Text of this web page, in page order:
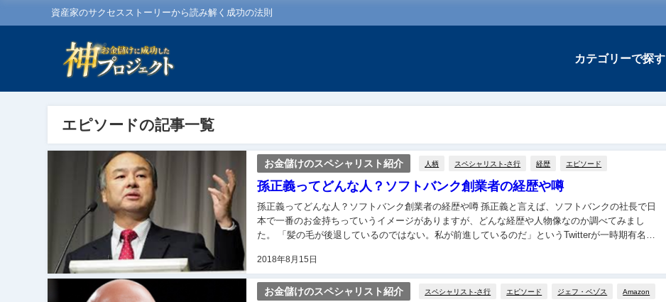
資産家のサクセスストーリーから読み解く成功の法則
カテゴリーで探す
エピソードの記事一覧
お金儲けのスペシャリスト紹介 人柄 スペシャリスト-さ行 経歴 エピソード
孫正義ってどんな人？ソフトバンク創業者の経歴や噂
2018年8月15日
孫正義ってどんな人？ソフトバンク創業者の経歴や噂 孫正義と言えば、ソフトバンクの社長で日
本で一番のお金持ちっていうイメージがありますが、どんな経歴や人物像なのか調べてみまし
た。 「髪の毛が後退しているのではない。私が前進しているのだ」というTwitterが一時期有名に
お金儲けのスペシャリスト紹介 スペシャリスト-さ行 エピソード ジェフ・ベゾス Amazon